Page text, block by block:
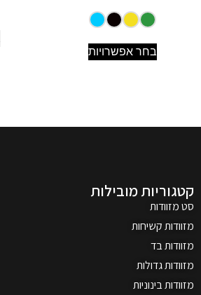
בחר אפשרויות
קטגוריות מובילות
סט מזוודות
מזוודות קשיחות
מזוודות בד
מזוודות גדולות
מזוודות בינוניות